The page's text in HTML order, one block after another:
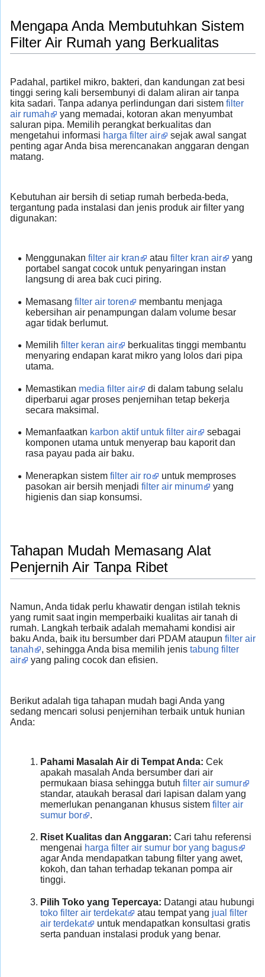
Mengapa Anda Membutuhkan Sistem
Filter Air Rumah yang Berkualitas
Padahal, partikel mikro, bakteri, dan kandungan zat besi
tinggi sering kali bersembunyi di dalam aliran air tanpa
kita sadari. Tanpa adanya perlindungan dari sistem filter
air rumah
yang memadai, kotoran akan menyumbat
saluran pipa. Memilih perangkat berkualitas dan
mengetahui informasi harga filter air
sejak awal sangat
penting agar Anda bisa merencanakan anggaran dengan
matang.
Kebutuhan air bersih di setiap rumah berbeda-beda,
tergantung pada instalasi dan jenis produk air filter yang
digunakan:
Menggunakan filter air kran atau filter kran air
yang
portabel sangat cocok untuk penyaringan instan
langsung di area bak cuci piring.
Memasang filter air toren
membantu menjaga
kebersihan air penampungan dalam volume besar
agar tidak berlumut.
Memilih filter keran air
berkualitas tinggi membantu
menyaring endapan karat mikro yang lolos dari pipa
utama.
Memastikan media filter air
di dalam tabung selalu
diperbarui agar proses penjernihan tetap bekerja
secara maksimal.
Memanfaatkan karbon aktif untuk filter air
sebagai
komponen utama untuk menyerap bau kaporit dan
rasa payau pada air baku.
Menerapkan sistem filter air ro
untuk memproses
pasokan air bersih menjadi filter air minum
yang
higienis dan siap konsumsi.
Tahapan Mudah Memasang Alat
Penjernih Air Tanpa Ribet
Namun, Anda tidak perlu khawatir dengan istilah teknis
yang rumit saat ingin memperbaiki kualitas air tanah di
rumah. Langkah terbaik adalah memahami kondisi air
baku Anda, baik itu bersumber dari PDAM ataupun filter air
tanah
, sehingga Anda bisa memilih jenis tabung filter
air
yang paling cocok dan efisien.
Berikut adalah tiga tahapan mudah bagi Anda yang
sedang mencari solusi penjernihan terbaik untuk hunian
Anda:
Pahami Masalah Air di Tempat Anda: Cek
apakah masalah Anda bersumber dari air
permukaan biasa sehingga butuhfilter air sumur
standar, ataukah berasal dari lapisan dalam yang
memerlukan penanganan khusus sistemfilter air
sumur bor
.
Riset Kualitas dan Anggaran: Cari tahu referensi
mengenai harga filter air sumur bor yang bagus
agar Anda mendapatkan tabung filter yang awet,
kokoh, dan tahan terhadap tekanan pompa air
tinggi.
Pilih Toko yang Tepercaya: Datangi atau hubungi
toko filter air terdekat
atau tempat yang jual filter
air terdekat
untuk mendapatkan konsultasi gratis
serta panduan instalasi produk yang benar.